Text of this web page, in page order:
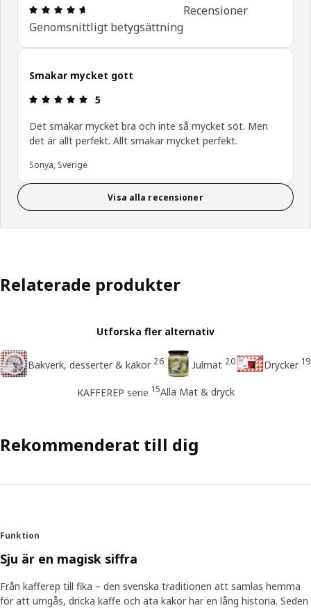
Recension: 4.6 utav 5 stjärnor. Totalt antal
Genomsnittligt betygsättning
Recensioner
Smakar mycket gott
Recension: 5 utav 5 stjärnor.
5
Det smakar mycket bra och inte så mycket söt. Men
det är allt perfekt. Allt smakar mycket perfekt.
Sonya, Sverige
Visa alla recensioner
Relaterade produkter
Utforska fler alternativ
Bakverk, desserter & kakor 26 Julmat 20 Drycker 19
KAFFEREP serie 15Alla Mat & dryck
Rekommenderat till dig
Funktion
Sju är en magisk siffra
Från kafferep till fika – den svenska traditionen att samlas hemma
för att umgås, dricka kaffe och äta kakor har en lång historia. Seden